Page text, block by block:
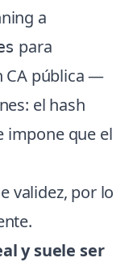
a
para
CA pública —
el hash
impone que el
validez, por lo
y suele ser